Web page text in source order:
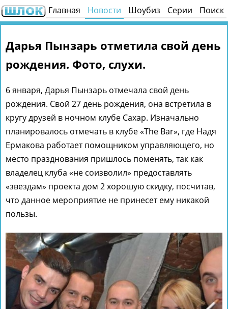
Главная Новости Шоубиз Серии Поиск
Дарья Пынзарь отметила свой день
рождения. Фото, слухи.
6 января, Дарья Пынзарь отмечала свой день
рождения. Свой 27 день рождения, она встретила в
кругу друзей в ночном клубе Сахар. Изначально
планировалось отмечать в клубе «The Bar», где Надя
Ермакова работает помощником управляющего, но
место празднования пришлось поменять, так как
владелец клуба «не соизволил» предоставлять
«звездам» проекта дом 2 хорошую скидку, посчитав,
что данное мероприятие не принесет ему никакой
пользы.